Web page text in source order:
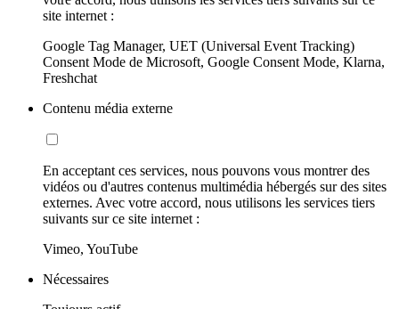
site internet :
Google Tag Manager, UET (Universal Event Tracking)
Consent Mode de Microsoft, Google Consent Mode, Klarna,
Freshchat
Contenu média externe
En acceptant ces services, nous pouvons vous montrer des
vidéos ou d'autres contenus multimédia hébergés sur des sites
externes. Avec votre accord, nous utilisons les services tiers
suivants sur ce site internet :
Vimeo, YouTube
Nécessaires